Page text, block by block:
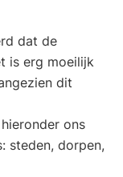
dat de
is erg moeilijk
dit
ons
steden, dorpen,